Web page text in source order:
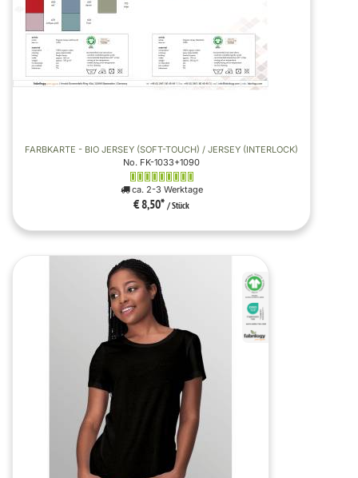
FARBKARTE - BIO JERSEY (SOFT-TOUCH) / JERSEY (INTERLOCK)
No. FK-1033+1090
ca. 2-3 Werktage
€ 8,50* / Stück